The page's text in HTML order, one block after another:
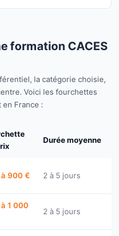
formation CACES
la catégorie choisie,
Voici les fourchettes
France :
Durée moyenne
900 € 2 à 5 jours
1 000
2 à 5 jours